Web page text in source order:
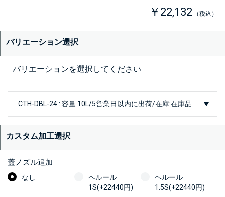
￥22,132 （税込）
バリエーション選択
バリエーションを選択してください
カスタム加工選択
蓋ノズル追加
なし
ヘルール
1S(+22440円)
ヘルール
1.5S(+22440円)